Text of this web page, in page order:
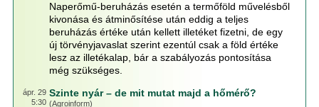
Naperőmű-beruházás esetén a termőföld művelésből
kivonása és átminősítése után eddig a teljes
beruházás értéke után kellett illetéket fizetni, de egy
új törvényjavaslat szerint ezentúl csak a föld értéke
lesz az illetékalap, bár a szabályozás pontosítása
még szükséges.
ápr. 29
5:30
Szinte nyár – de mit mutat majd a hőmérő?
(Agroinform)